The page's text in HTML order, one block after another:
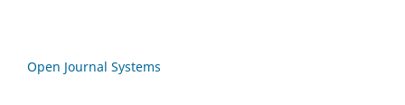
Open Journal Systems